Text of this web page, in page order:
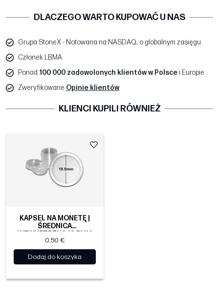
DLACZEGO WARTO KUPOWAĆ U NAS
Grupa StoneX - Notowana na NASDAQ, o globalnym zasięgu
Członek LBMA
Ponad 100 000 zadowolonych klientów w Polscei Europie
Zweryfikowane Opinie klientów
KLIENCI KUPILI RÓWNIEŻ
KAPSEL NA MONETĘ |
ŚREDNICA
0,50 €
Dodaj do koszyka